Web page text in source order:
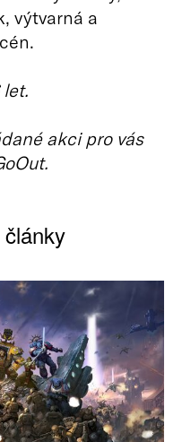
výtvarná a
akci pro vás